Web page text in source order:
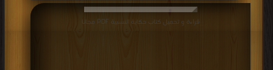
قراءة و تحميل كتاب حكاية النسبية PDF مجانا